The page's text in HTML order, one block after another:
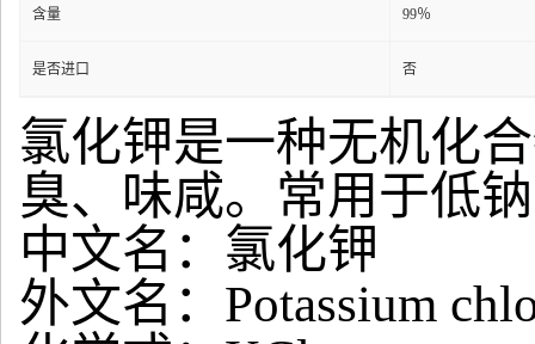
含量 99％
是否进口 否
氯化钾是一种无机化
臭、味咸。常用于低
中文名：氯化钾
外文名： Potassium